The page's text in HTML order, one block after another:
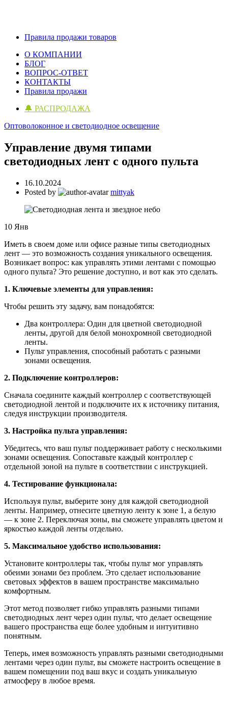
Правила продажи товаров
О КОМПАНИИ
БЛОГ
ВОПРОС-ОТВЕТ
КОНТАКТЫ
Правила продажи
🔔 РАСПРОДАЖА
Оптоволоконное и светодиодное освещение
Управление двумя типами
светодиодных лент с одного пульта
16.10.2024
Posted by
mittyak
10 Янв
Иметь в своем доме или офисе разные типы светодиодных
лент — это возможность создания уникального освещения.
Возникает вопрос: как управлять этими лентами с помощью
одного пульта? Это решение доступно, и вот как это сделать.
1. Ключевые элементы для управления:
Чтобы решить эту задачу, вам понадобятся:
Два контроллера: Один для цветной светодиодной
ленты, другой для белой монохромной светодиодной
ленты.
Пульт управления, способный работать с разными
зонами освещения.
2. Подключение контроллеров:
Сначала соедините каждый контроллер с соответствующей
светодиодной лентой и подключите их к источнику питания,
следуя инструкции производителя.
3. Настройка пульта управления:
Убедитесь, что ваш пульт поддерживает работу с несколькими
зонами освещения. Сопоставьте каждый контроллер с
отдельной зоной на пульте в соответствии с инструкцией.
4. Тестирование функционала:
Используя пульт, выберите зону для каждой светодиодной
ленты. Например, отнесите цветную ленту к зоне 1, а белую
— к зоне 2. Переключая зоны, вы сможете управлять цветом и
яркостью каждой ленты отдельно.
5. Максимальное удобство использования:
Установите контроллеры так, чтобы пульт мог управлять
обеими зонами без проблем. Это сделает использование
световых эффектов в вашем пространстве максимально
комфортным.
Этот метод позволяет гибко управлять разными типами
светодиодных лент через один пульт, что делает освещение
вашего пространства еще более удобным и интуитивно
понятным.
Теперь, имея возможность управлять разными светодиодными
лентами через один пульт, вы сможете настроить освещение в
вашем помещении под ваш вкус и создать уникальную
атмосферу в любое время.